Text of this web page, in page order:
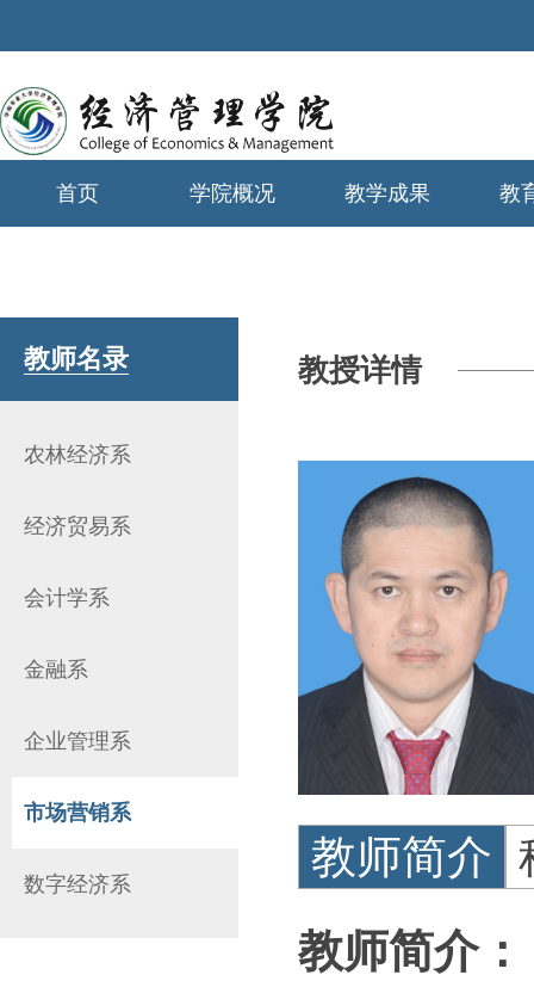
首页 学院概况 教学成果 教
教师名录
农林经济系
经济贸易系
会计学系
金融系
企业管理系
市场营销系
数字经济系
教授详情
教师简介
教师简介：